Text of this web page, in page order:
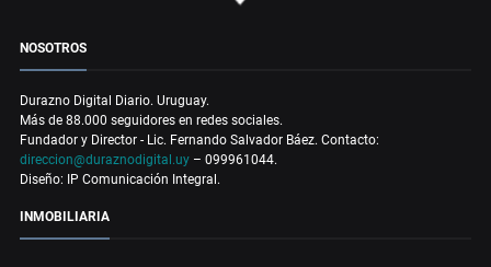
NOSOTROS
Durazno Digital Diario. Uruguay.
Más de 88.000 seguidores en redes sociales.
Fundador y Director - Lic. Fernando Salvador Báez. Contacto:
direccion@duraznodigital.uy – 099961044.
Diseño: IP Comunicación Integral.
INMOBILIARIA